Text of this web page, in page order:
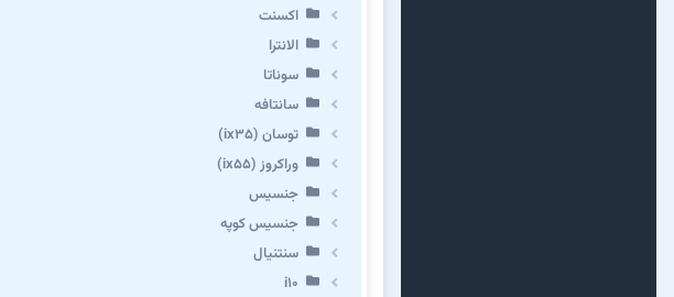
اکسنت
الانترا
سوناتا
سانتافه
توسان (ix35)
وراکروز (ix55)
جنسیس
جنسیس کوپه
سنتنیال
i10